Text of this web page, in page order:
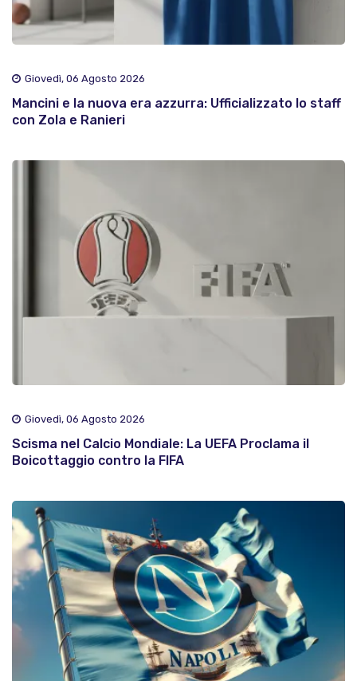
Giovedì, 06 Agosto 2026
Mancini e la nuova era azzurra: Ufficializzato lo staff
con Zola e Ranieri
Giovedì, 06 Agosto 2026
Scisma nel Calcio Mondiale: La UEFA Proclama il
Boicottaggio contro la FIFA